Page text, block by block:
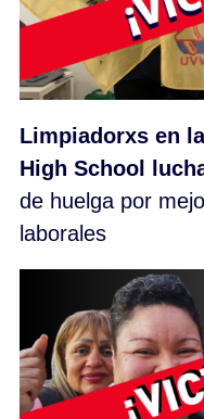
Limpiadorxs en
High School
de huelga por
laborales